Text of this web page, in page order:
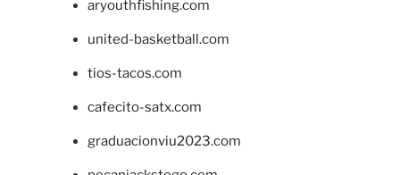
aryouthfishing.com
united-basketball.com
tios-tacos.com
cafecito-satx.com
graduacionviu2023.com